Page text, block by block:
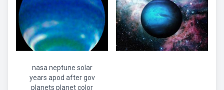
nasa neptune solar
years apod after gov
planets planet color